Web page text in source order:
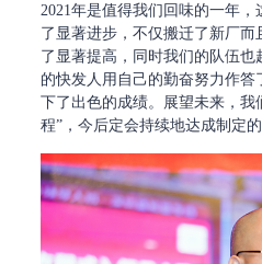
2021年是值得我们回味的一年，
了显著进步，不仅搬迁了新厂而
了显著提高，同时我们的队伍
的快发人用自己的勤奋努力作答
下了出色的成绩。展望未来，我
程”，今后定会持续地达成制定的